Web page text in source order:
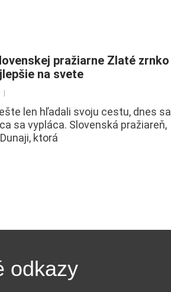
pražiarne Zlaté zrnko
na svete
len hľadali svoju cestu, dnes sa
sa vypláca. Slovenská pražiareň,
ktorá
odkazy